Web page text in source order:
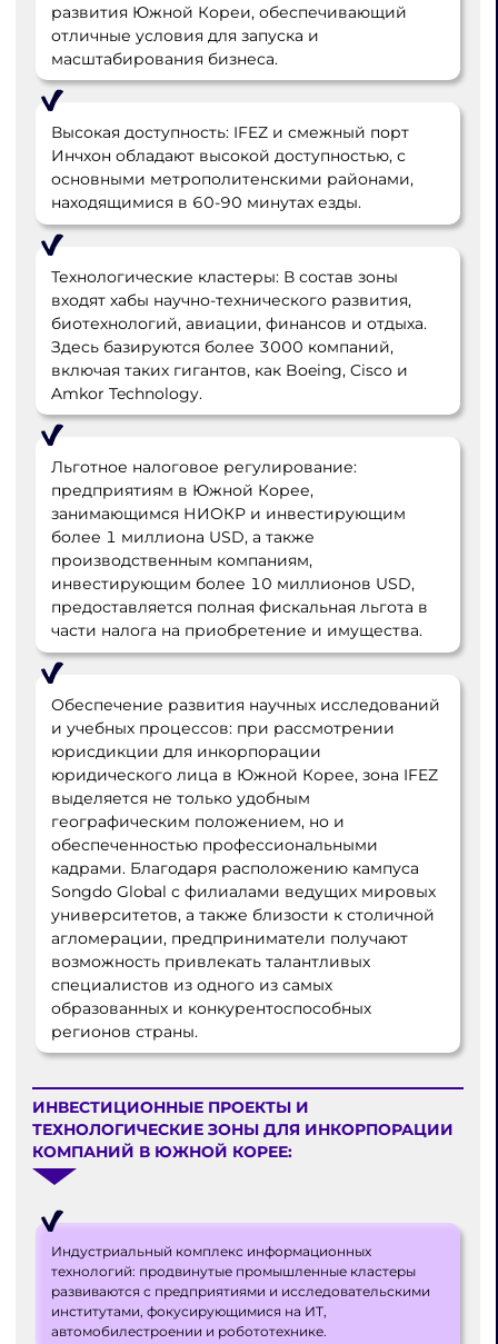
развития Южной Кореи, обеспечивающий
отличные условия для запуска и
масштабирования бизнеса.
Высокая доступность: IFEZ и смежный порт
Инчхон обладают высокой доступностью, с
основными метрополитенскими районами,
находящимися в 60-90 минутах езды.
Технологические кластеры: В состав зоны
входят хабы научно-технического развития,
биотехнологий, авиации, финансов и отдыха.
Здесь базируются более 3000 компаний,
включая таких гигантов, как Boeing, Cisco и
Amkor Technology.
Льготное налоговое регулирование:
предприятиям в Южной Корее,
занимающимся НИОКР и инвестирующим
более 1 миллиона USD, а также
производственным компаниям,
инвестирующим более 10 миллионов USD,
предоставляется полная фискальная льгота в
части налога на приобретение и имущества.
Обеспечение развития научных исследований
и учебных процессов: при рассмотрении
юрисдикции для инкорпорации
юридического лица в Южной Корее, зона IFEZ
выделяется не только удобным
географическим положением, но и
обеспеченностью профессиональными
кадрами. Благодаря расположению кампуса
Songdo Global с филиалами ведущих мировых
университетов, а также близости к столичной
агломерации, предприниматели получают
возможность привлекать талантливых
специалистов из одного из самых
образованных и конкурентоспособных
регионов страны.
ИНВЕСТИЦИОННЫЕ ПРОЕКТЫ И
ТЕХНОЛОГИЧЕСКИЕ ЗОНЫ ДЛЯ ИНКОРПОРАЦИИ
КОМПАНИЙ В ЮЖНОЙ КОРЕЕ:
Индустриальный комплекс информационных
технологий: продвинутые промышленные кластеры
развиваются с предприятиями и исследовательскими
институтами, фокусирующимися на ИТ,
автомобилестроении и робототехнике.